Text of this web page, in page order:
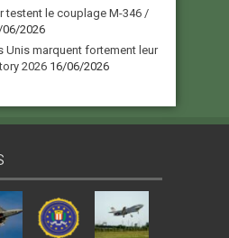
testent le couplage M-346 /
2026
Unis marquent fortement leur
2026 16/06/2026